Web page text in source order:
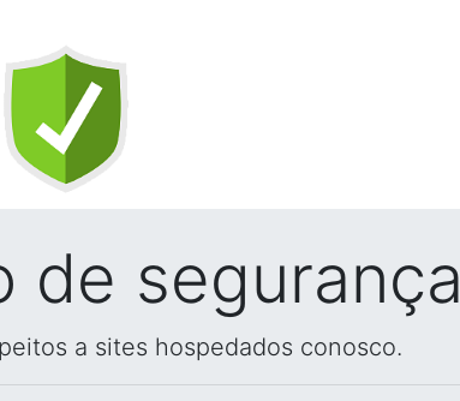
de segurança
a sites hospedados conosco.